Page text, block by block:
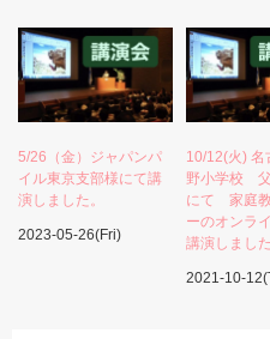
5/26（金）ジャパンパ
イル東京支部様にて講
演しました。
2023-05-26(Fri)
10/12(火) 名
野小学校
にて 家庭
ーのオンラ
講演しました
2021-10-